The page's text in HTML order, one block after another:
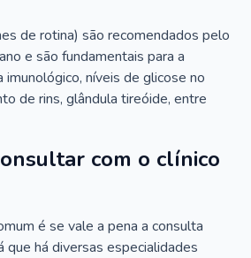
de rotina) são recomendados pelo
e são fundamentais para a
imunológico, níveis de glicose no
de rins, glândula tireóide, entre
com o clínico
é se vale a pena a consulta
que há diversas especialidades